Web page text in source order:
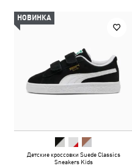
НОВИНКА
Детские кроссовки Suede Classics
Sneakers Kids